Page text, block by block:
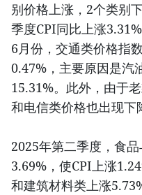
别价格上涨，2个类别
季度CPI同比上涨3.31%
6月份，交通类价格指
0.47%，主要原因是汽
15.31%。此外，由于
和电信类价格也出现下
2025年第二季度，食
3.69%，使CPI上涨
和建筑材料类上涨